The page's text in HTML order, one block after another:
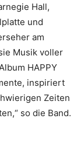
Hall,
und
am
Musik voller
HAPPY
inspiriert
Zeiten
so die Band.